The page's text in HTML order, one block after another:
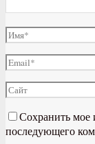
Сохранить мое
последующего